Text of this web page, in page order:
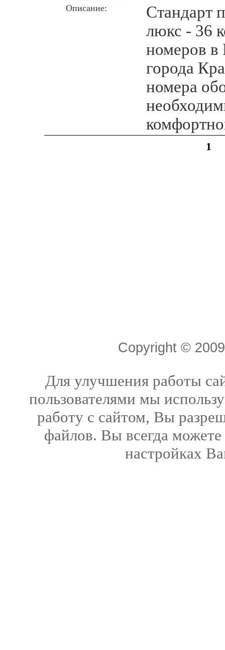
Описание:
Стандарт
люкс - 36
номеров в
города
номера
1
Copyright ©
Для улучшения работы
пользователями мы
работу с сайтом, Вы
файлов. Вы всегда
настройках